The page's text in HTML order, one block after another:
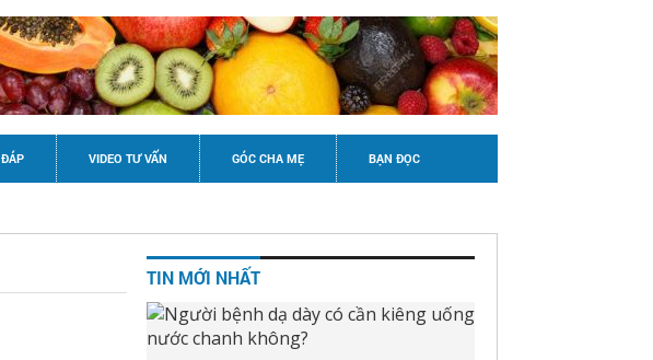
VIDEO TƯ VẤN GÓC CHA MẸ BẠN ĐỌC
TIN MỚI NHẤT